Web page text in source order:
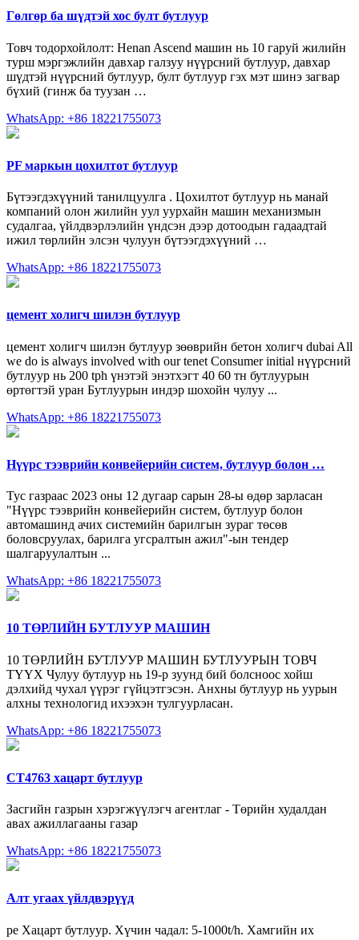
Гөлгөр ба шүдтэй хос булт бутлуур
Товч тодорхойлолт: Henan Ascend машин нь 10 гаруй жилийн
турш мэргэжлийн давхар галзуу нүүрсний бутлуур, давхар
шүдтэй нүүрсний бутлуур, булт бутлуур гэх мэт шинэ загвар
бүхий (гинж ба туузан …
WhatsApp: +86 18221755073
PF маркын цохилтот бутлуур
Бүтээгдэхүүний танилцуулга . Цохилтот бутлуур нь манай
компаний олон жилийн уул уурхайн машин механизмын
судалгаа, үйлдвэрлэлийн үндсэн дээр дотоодын гадаадтай
ижил төрлийн элсэн чулуун бүтээгдэхүүний …
WhatsApp: +86 18221755073
цемент холигч шилэн бутлуур
цемент холигч шилэн бутлуур зөөврийн бетон холигч dubai All
we do is always involved with our tenet Consumer initial нүүрсний
бутлуур нь 200 tph үнэтэй энэтхэгт 40 60 тн бутлуурын
өртөгтэй уран Бутлуурын индэр шохойн чулуу ...
WhatsApp: +86 18221755073
Нүүрс тээврийн конвейерийн систем, бутлуур болон …
Тус газраас 2023 оны 12 дугаар сарын 28-ы өдөр зарласан
"Нүүрс тээврийн конвейерийн систем, бутлуур болон
автомашинд ачих системийн барилгын зураг төсөв
боловсруулах, барилга угсралтын ажил"-ын тендер
шалгаруулалтын ...
WhatsApp: +86 18221755073
10 ТӨРЛИЙН БУТЛУУР МАШИН
10 ТӨРЛИЙН БУТЛУУР МАШИН БУТЛУУРЫН ТОВЧ
ТҮҮХ Чулуу бутлуур нь 19-р зуунд бий болсноос хойш
дэлхийд чухал үүрэг гүйцэтгэсэн. Анхны бутлуур нь уурын
алхны технологид ихээхэн тулгуурласан.
WhatsApp: +86 18221755073
CT4763 хацарт бутлуур
Засгийн газрын хэрэгжүүлэгч агентлаг - Төрийн худалдан
авах ажиллагааны газар
WhatsApp: +86 18221755073
Алт угаах үйлдвэрүүд
pe Хацарт бутлуур. Хүчин чадал: 5-1000t/h. Хамгийн их